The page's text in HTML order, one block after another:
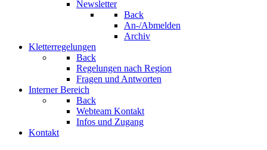
Newsletter
Back
An-/Abmelden
Archiv
Kletterregelungen
Back
Regelungen nach Region
Fragen und Antworten
Interner Bereich
Back
Webteam Kontakt
Infos und Zugang
Kontakt